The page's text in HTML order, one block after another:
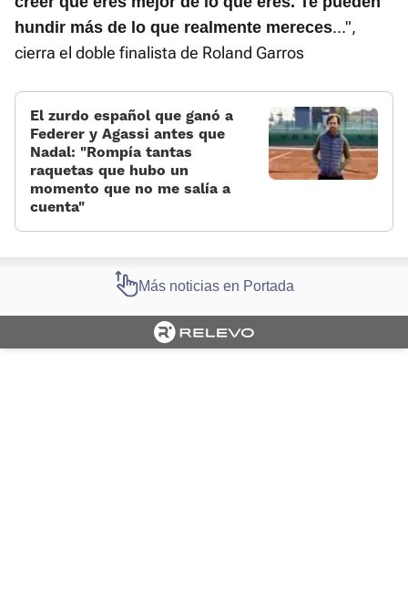
hundir más de lo que realmente mereces...",
cierra el doble finalista de Roland Garros
El zurdo español que ganó a
Federer y Agassi antes que
Nadal: "Rompía tantas
raquetas que hubo un
momento que no me salía a
cuenta"
Más noticias en Portada